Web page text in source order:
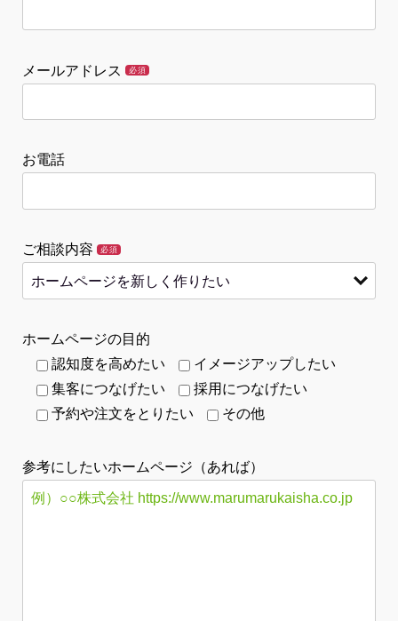
メールアドレス 必須
お電話
ご相談内容 必須
ホームページの目的
認知度を高めたい
イメージアップしたい
集客につなげたい
採用につなげたい
予約や注文をとりたい
その他
参考にしたいホームページ（あれば）